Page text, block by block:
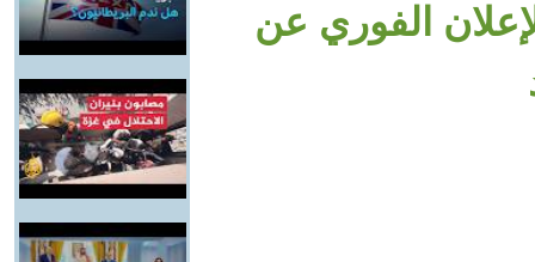
الفوري عن